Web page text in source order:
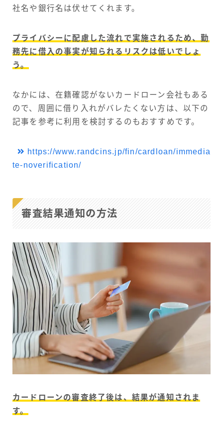
社名や銀行名は伏せてくれます。
プライバシーに配慮した流れで実施されるため、勤
務先に借入の事実が知られるリスクは低いでしょ
う。
なかには、在籍確認がないカードローン会社もある
ので、周囲に借り入れがバレたくない方は、以下の
記事を参考に利用を検討するのもおすすめです。
https://www.randcins.jp/fin/cardloan/immedia
te-noverification/
審査結果通知の方法
カードローンの審査終了後は、結果が通知されま
す。